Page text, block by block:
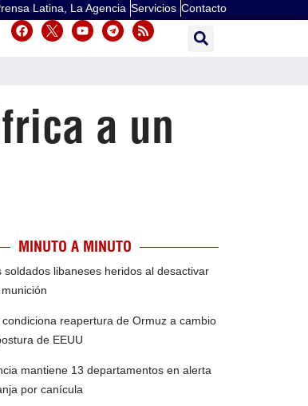
Latina, La Agencia Servicios Contacto
a un
MINUTO A MINUTO
soldados libaneses heridos al desactivar
condiciona reapertura de Ormuz a cambio
de EEUU
mantiene 13 departamentos en alerta
por canícula